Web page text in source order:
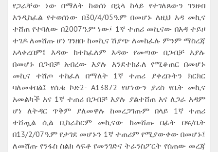
የጋራቸው ነው በማለት ከወሰነ በኋላ ከላይ የተገለጸውን ገንዘብ
እንዲከፈል የተወሰነው በ30/4/05ዓ.ም በመሆኑ ለዚህ እዳ መኪና
ተሸጠ የተባለው በ2007ዓ.ም ነው፤ 1ኛ ተጠሪ መኪናው በእዳ ተይዞ
ተገዶ ለመሸጡ ሆነ ገንዘቡ ከመኪና ሽያጭ ለመከፈሉ ምንም ማስረጃ
አላቀረበም፤ እዳው ከተከፈለም እዳው የመጣው በጋብቻ እያሉ
በመሆኑ በጋብቻ አብረው እያሉ እንደተከፈለ የሚቆጠር በመሆኑ
መኪና ተሸጦ ተከፈለ በማለት 1ኛ ተጠሪ ያቀረቡትን ክርክር
ባለመቀበል፤ የሰ.ቁ ኮድ2- A13872 የሆነውን ያሪስ የቤት መኪና
አመልካች እና 1ኛ ተጠሪ በጋብቻ እያሉ ያልተሸጠ እና ለጋራ እዳም
ሆነ ለትዳር ጥቅም ያለመዋሉ ከመረጋገጡም በላይ 1ኛ ተጠሪ
ተሸጧል ሲል ቢከራከርም መኪናው ከመሸጡ በፊት በፍ/ቤት
በ13/2/07ዓ.ም የታገደ መሆኑን 1ኛ ተጠሪም የሚያውቀው በመሆኑ፤
ለመሸጡ የንፋስ ስልክ ላፍቶ የመንገድና ትራንስፖርት የሰጠው መረጃ